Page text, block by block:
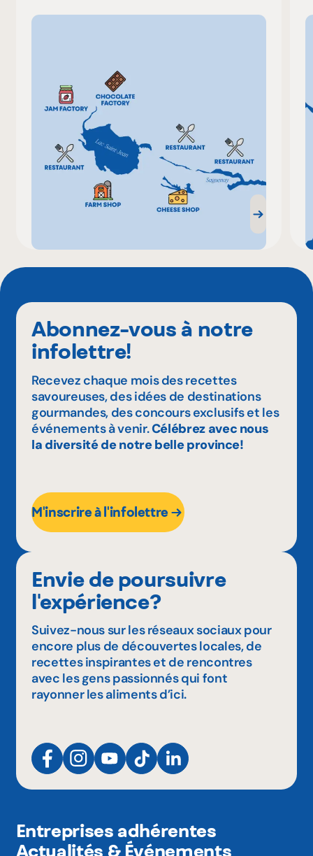
Abonnez-vous à notre
infolettre!
Recevez chaque mois des recettes
savoureuses, des idées de destinations
gourmandes, des concours exclusifs et les
événements à venir.Célébrez avec nous
la diversité de notre belle province!
M'inscrire à l'infolettre
Envie de poursuivre
l'expérience?
Suivez-nous sur les réseaux sociaux pour
encore plus de découvertes locales, de
recettes inspirantes et de rencontres
avec les gens passionnés qui font
rayonner les aliments d’ici.
Entreprises adhérentes
Actualités & Événements